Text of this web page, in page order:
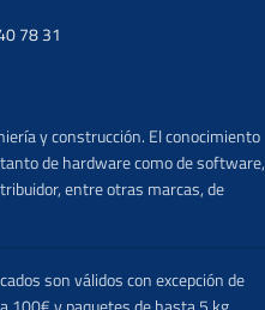
78 31
y construcción. El conocimiento
de hardware como de software,
entre otras marcas, de
son válidos con excepción de